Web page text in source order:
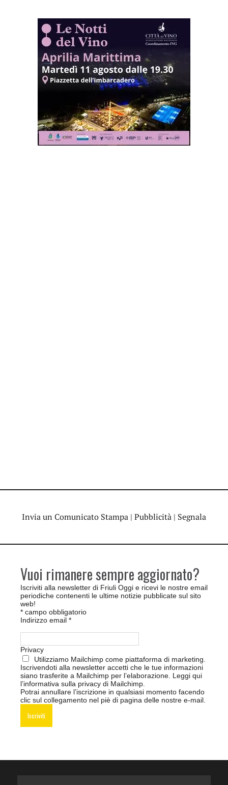
Invia un Comunicato Stampa | Pubblicità | Segnala
Vuoi rimanere sempre aggiornato?
Iscriviti alla newsletter di Friuli Oggi e ricevi le nostre email
periodiche contenenti le ultime notizie pubblicate sul sito
web!
* campo obbligatorio
Indirizzo email *
Privacy
Utilizziamo Mailchimp come piattaforma di marketing.
Iscrivendoti alla newsletter accetti che le tue informazioni
siano trasferite a Mailchimp per l’elaborazione. Leggi qui
l’informativa sulla privacy di Mailchimp
Potrai annullare l’iscrizione in qualsiasi momento facendo
clic sul collegamento nel piè di pagina delle nostre e-mail.